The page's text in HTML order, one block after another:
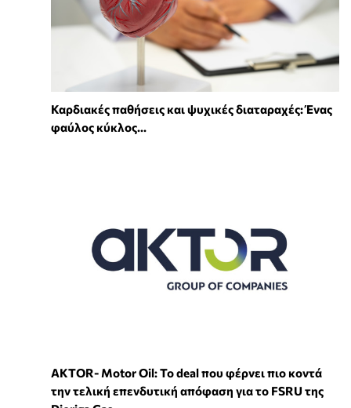
Καρδιακές παθήσεις και ψυχικές διαταραχές: Ένας
φαύλος κύκλος...
ΑKTOR- Motor Oil: Το deal που φέρνει πιο κοντά
την τελική επενδυτική απόφαση για το FSRU της